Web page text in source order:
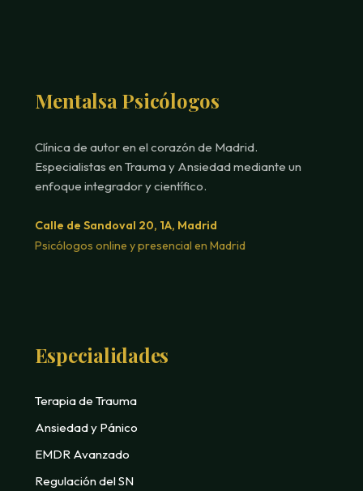
Mentalsa Psicólogos
Clínica de autor en el corazón de Madrid.
Especialistas en Trauma y Ansiedad mediante un
enfoque integrador y científico.
Calle de Sandoval 20, 1A, Madrid
Psicólogos online y presencial en Madrid
Especialidades
Terapia de Trauma
Ansiedad y Pánico
EMDR Avanzado
Regulación del SN